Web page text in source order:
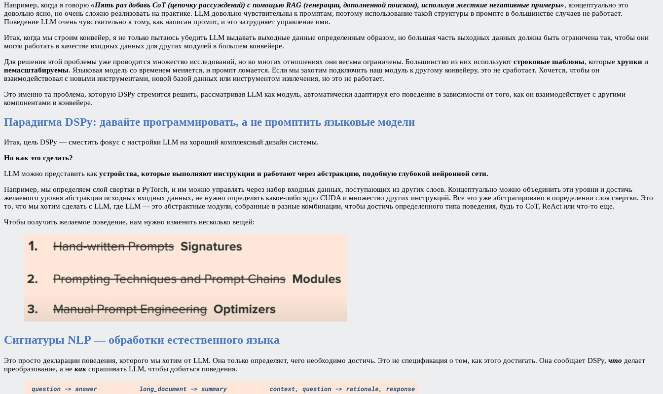
Например, когда я говорю «Пять раз добавь CoT (цепочку рассуждений) с помощью RAG (генерации, дополненной поиском), используя жесткие негативные примеры», концептуально это
довольно ясно, но очень сложно реализовать на практике. LLM довольно чувствительны к промптам, поэтому использование такой структуры в промпте в большинстве случаев не работает.
Поведение LLM очень чувствительно к тому, как написан промпт, и это затрудняет управление ими.
Итак, когда мы строим конвейер, я не только пытаюсь убедить LLM выдавать выходные данные определенным образом, но большая часть выходных данных должна быть ограничена так, чтобы они
могли работать в качестве входных данных для других модулей в большем конвейере.
Для решения этой проблемы уже проводится множество исследований, но во многих отношениях они весьма ограничены. Большинство из них используют строковые шаблоны, которые хрупки и
немасштабируемы. Языковая модель со временем меняется, и промпт ломается. Если мы захотим подключить наш модуль к другому конвейеру, это не сработает. Хочется, чтобы он
взаимодействовал с новыми инструментами, новой базой данных или инструментом извлечения, но это не работает.
Это именно та проблема, которую DSPy стремится решить, рассматривая LLM как модуль, автоматически адаптируя его поведение в зависимости от того, как он взаимодействует с другими
компонентами в конвейере.
Парадигма DSPy: давайте программировать, а не промптить языковые модели
Итак, цель DSPy — сместить фокус с настройки LLM на хороший комплексный дизайн системы.
Но как это сделать?
LLM можно представить как устройства, которые выполняют инструкции и работают через абстракцию, подобную глубокой нейронной сети.
Например, мы определяем слой свертки в PyTorch, и им можно управлять через набор входных данных, поступающих из других слоев. Концептуально можно объединить эти уровни и достичь
желаемого уровня абстракции исходных входных данных, не нужно определять какое-либо ядро ​​CUDA и множество других инструкций. Все это уже абстрагировано в определении слоя свертки. Это
то, что мы хотим сделать с LLM, где LLM — это абстрактные модули, собранные в разные комбинации, чтобы достичь определенного типа поведения, будь то CoT, ReAct или что-то еще.
Чтобы получить желаемое поведение, нам нужно изменить несколько вещей:
Сигнатуры NLP — обработки естественного языка
Это просто декларации поведения, которого мы хотим от LLM. Она только определяет, чего необходимо достичь. Это не спецификация о том, как этого достигать. Она сообщает DSPy, что делает
преобразование, а не как спрашивать LLM, чтобы добиться поведения.